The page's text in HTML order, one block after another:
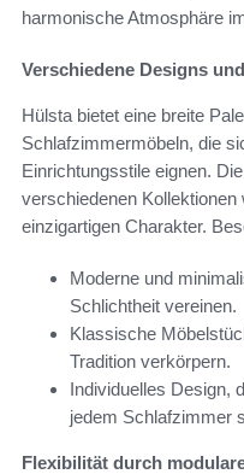
harmonische Atmosphäre
Verschiedene Designs
Hülsta bietet eine breite
Schlafzimmermöbeln, die
Einrichtungsstile eignen.
verschiedenen Kollektionen
einzigartigen Charakter.
Moderne und
Schlichtheit vereinen.
Klassische
Tradition verkörpern.
Individuelles Design,
jedem Schlafzimmer
Flexibilität durch